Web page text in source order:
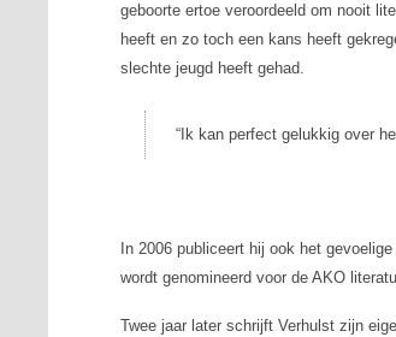
geboorte ertoe veroordeeld om nooit
heeft en zo toch een kans heeft
slechte jeugd heeft gehad.
“Ik kan perfect gelukkig over
In 2006 publiceert hij ook het
wordt genomineerd voor de AKO
Twee jaar later schrijft Verhulst zijn